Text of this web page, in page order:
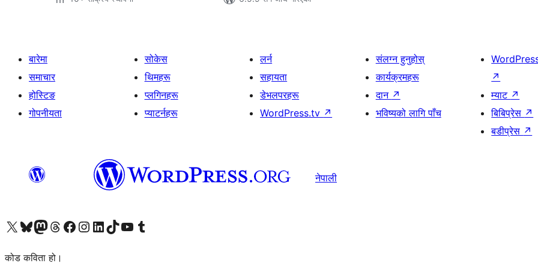
बारेमा
समाचार
होस्टिङ
गोपनीयता
सोकेस
थिमहरू
प्लगिनहरू
प्याटर्नहरू
लर्न
सहायता
डेभलपरहरू
WordPress.tv ↗
संलग्न हुनुहोस्
कार्यक्रमहरू
दान ↗
भविष्यको लागि पाँच
↗
म्याट ↗
बिबिप्रेस ↗
बडीप्रेस ↗
नेपाली
हाम्रो X (पहिले ट्विटर) खातामा जानुहोस्
हाम्रो Bluesky खाता भ्रमण गर्नुहोस्
हाम्रो म्यास्टोडन खाता भ्रमण गर्नुहोस्
हाम्रो थ्रेड्स खातामा जानुहोस्
हाम्रो फेसबुक पेजमा जानुहोस्
हाम्रो इन्स्टाग्राम खातामा जानुहोस्
हाम्रो लिङ्क्डइन खातामा जानुहोस्
हाम्रो TikTok खाता भ्रमण गर्नुहोस्
हाम्रो युट्युब च्यानलमा जानुहोस्
हाम्रो टम्बलर खाता भ्रमण गर्नुहोस्
कोड कविता हो।